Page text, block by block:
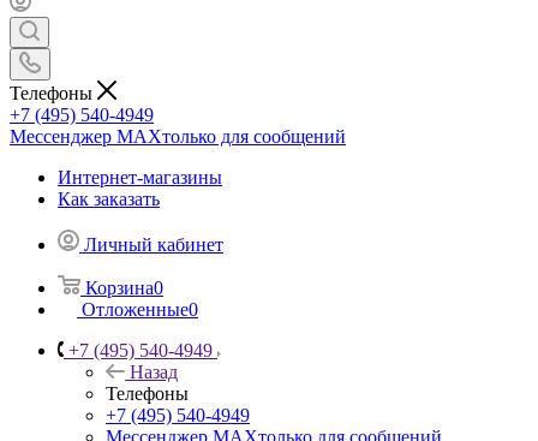
Телефоны
+7 (495) 540-4949
Мессенджер МАХтолько для сообщений
Интернет-магазины
Как заказать
Личный кабинет
Корзина0
Отложенные0
+7 (495) 540-4949
Назад
Телефоны
+7 (495) 540-4949
Мессенджер МАХтолько для сообщений